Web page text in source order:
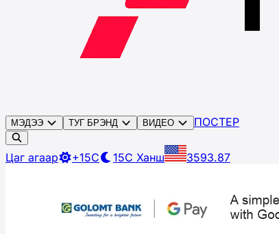
МЭДЭЭ ТУГ БРЭНД ВИДЕО ПОСТЕР
Цаг агаар +15C 15C Ханш 3593.87